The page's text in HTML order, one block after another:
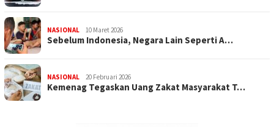
NASIONAL 10 Maret 2026
Sebelum Indonesia, Negara Lain Seperti A…
NASIONAL 20 Februari 2026
Kemenag Tegaskan Uang Zakat Masyarakat T…